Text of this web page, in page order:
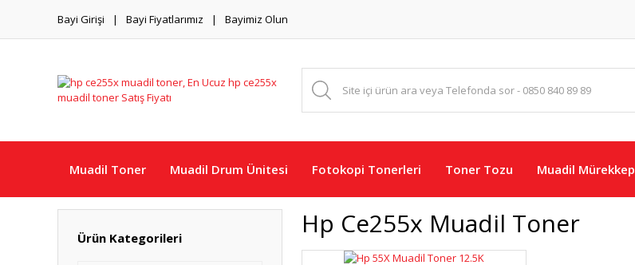
Bayi Girişi Bayi Fiyatlarımız Bayimiz Olun
Muadil Toner Muadil Drum Ünitesi Fotokopi Tonerleri Toner Tozu Muadil Mürekkep
Ürün Kategorileri Hp Ce255x Muadil Toner